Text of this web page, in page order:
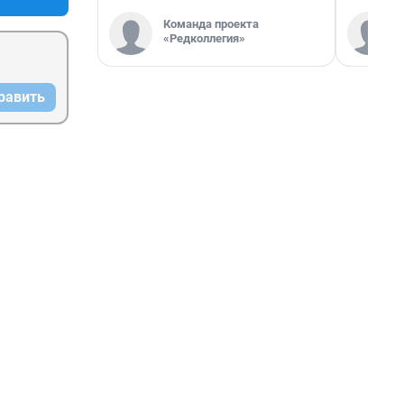
Команда проекта
«Редколлегия»